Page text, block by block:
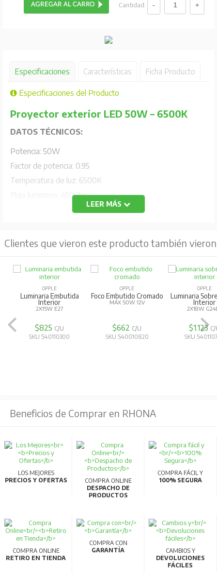
Cantidad:
Especificaciones Características Ficha Producto
Especificaciones del Producto
Proyector exterior LED 50W – 6500K
DATOS TÉCNICOS:
Potencia: 50W
Factor de potencia: 0.95
Temperatura de luz: 6500K
Flujo luminoso: 4500lm
Vida útil: 30000h
CRI: ≥80
Consistencia de color (SDCM): ≤5
Regulable: No
Color de la carcasa: Gris
IP: IP66
IK: IK06
ALIMENTACIÓN ELÉCTRICA:
Voltaje: 220/240V
CA/CC: C.A.
PROPIEDADES MECÁNICAS:
Material óptico: PC
CONDICIONES DE APLICACIÓN:
Temperatura de funcionamiento: -30~45°C
LEER MÁS
Clientes que vieron este producto también vieron
OPPLE
Luminaria Embutida
Interior
2X15W E27
$825 C/U
SKU 540110300
OPPLE
Foco Embutido Cromado
MÁX 50W 12V
$662 C/U
SKU 540010820
OPPLE
Luminaria
Interior
2X18W
$1.123
SKU
Beneficios de Comprar en RHONA
LOS MEJORES
PRECIOS Y OFERTAS
COMPRA ONLINE
DESPACHO DE
PRODUCTOS
COMPRA FÁCIL Y
100% SEGURA
COMPRA ONLINE
RETIRO EN TIENDA
COMPRA CON
GARANTÍA
CAMBIOS Y
DEVOLUCIONES
FÁCILES